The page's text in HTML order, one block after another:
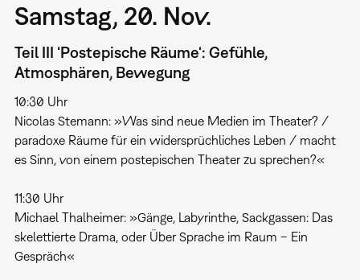
Samstag, 20. Nov.
Teil III ‘Postepische Räume‘: Gefühle,
Atmosphären, Bewegung
10:30 Uhr
Nicolas Stemann: »Was sind neue Medien im Theater? /
paradoxe Räume für ein widersprüchliches Leben / macht
es Sinn, von einem postepischen Theater zu sprechen?«
11:30 Uhr
Michael Thalheimer: »Gänge, Labyrinthe, Sackgassen: Das
skelettierte Drama, oder Über Sprache im Raum – Ein
Gespräch«